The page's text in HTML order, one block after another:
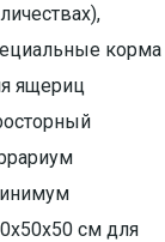
корма
ящериц
см для